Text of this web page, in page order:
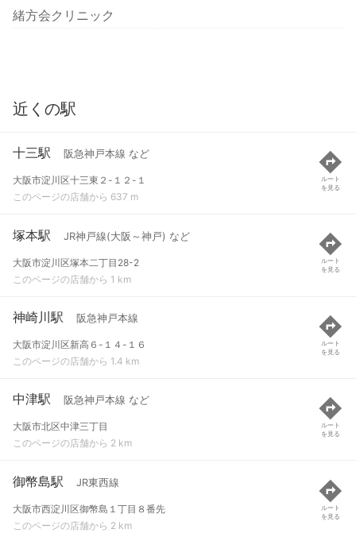
緒方会クリニック
近くの駅
十三駅 阪急神戸本線 など
大阪市淀川区十三東２-１２-１
このページの店舗から 637 m
ルート
を見る
塚本駅 JR神戸線(大阪～神戸) など
大阪市淀川区塚本二丁目28-2
このページの店舗から 1 km
ルート
を見る
神崎川駅 阪急神戸本線
大阪市淀川区新高６-１４-１６
このページの店舗から 1.4 km
ルート
を見る
中津駅 阪急神戸本線 など
大阪市北区中津三丁目
このページの店舗から 2 km
ルート
を見る
御幣島駅 JR東西線
大阪市西淀川区御幣島１丁目８番先
このページの店舗から 2 km
ルート
を見る